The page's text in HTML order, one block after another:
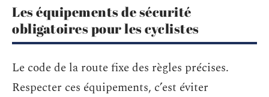
Les équipements de sécurité
obligatoires pour les cyclistes
Le code de la route fixe des règles précises.
Respecter ces équipements, c’est éviter